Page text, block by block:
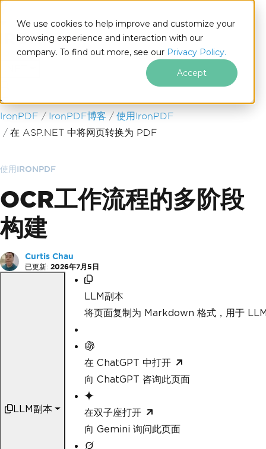
We use cookies to help improve and customize your
browsing experience and interaction with our
company. To find out more, see our Privacy Policy.
Accept
跳至页脚内容
IronPDF IronPDF博客
使用IronPDF
在 ASP.NET 中将网页转换为 PDF
使用IRONPDF
OCR工作流程的多阶段
构建
Curtis Chau
已更新: 2026年7月5日
LLM副本
LLM副本
将页面复制为 Markdown 格式，用于
在 ChatGPT 中打开
向 ChatGPT 咨询此页面
在双子座打开
向 Gemini 询问此页面